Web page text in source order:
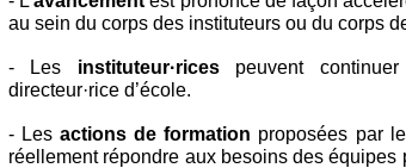
au sein du corps des instituteurs ou du corps
- Les instituteur·ricespeuvent
directeur·rice d’école.
- Lesactions de formation proposées par
réellement répondre aux besoins des équipes